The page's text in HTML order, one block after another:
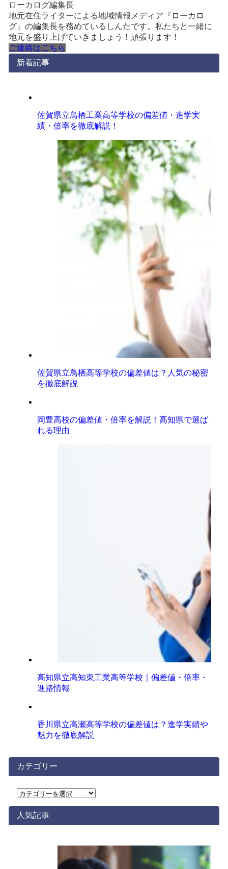
ローカログ編集長
地元在住ライターによる地域情報メディア『ローカロ
グ』の編集長を務めているしんたです。私たちと一緒に
地元を盛り上げていきましょう！頑張ります！
ご連絡はこちら
新着記事
佐賀県立鳥栖工業高等学校の偏差値・進学実
績・倍率を徹底解説！
佐賀県立鳥栖高等学校の偏差値は？人気の秘密
を徹底解説
岡豊高校の偏差値・倍率を解説！高知県で選ば
れる理由
高知県立高知東工業高等学校｜偏差値・倍率・
進路情報
香川県立高瀬高等学校の偏差値は？進学実績や
魅力を徹底解説
カテゴリー
カ
ゴ
リ
人気記事